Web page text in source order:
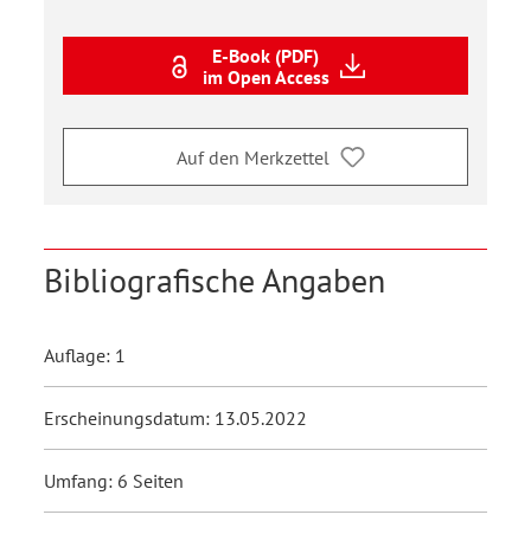
E-Book (PDF)
im Open Access
Auf den Merkzettel
Bibliografische Angaben
Auflage: 1
Erscheinungsdatum: 13.05.2022
Umfang: 6 Seiten